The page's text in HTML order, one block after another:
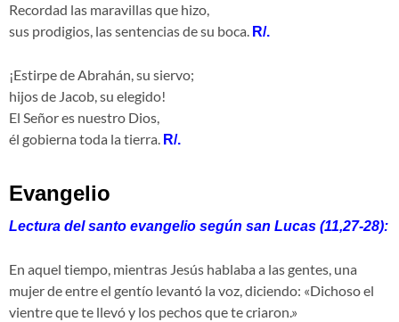
Recordad las maravillas que hizo,
sus prodigios, las sentencias de su boca. R/.
¡Estirpe de Abrahán, su siervo;
hijos de Jacob, su elegido!
El Señor es nuestro Dios,
él gobierna toda la tierra. R/.
Evangelio
Lectura del santo evangelio según san Lucas (11,27-28):
En aquel tiempo, mientras Jesús hablaba a las gentes, una
mujer de entre el gentío levantó la voz, diciendo: «Dichoso el
vientre que te llevó y los pechos que te criaron.»